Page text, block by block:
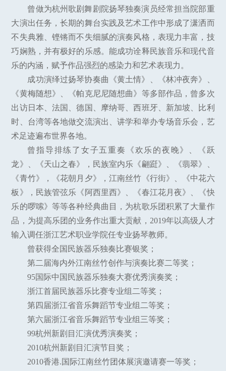
曾做为杭州歌剧舞剧院扬琴独奏演员经常担当院部重
大演出任务，长期的舞台实践及艺术工作中形成了潇洒而
不失典雅、铿锵而不失细腻的演奏风格，表现力丰富，技
巧娴熟，并有极好的乐感。能成功诠释民族音乐和现代音
乐的内涵，赋予作品强烈的感染力和艺术表现力。
成功演绎过扬琴协奏曲《黄土情》、《林冲夜奔》、
《黄梅随想》、《帕克尼尼随想曲》等多部作品，曾多次
出访日本、法国、德国、摩纳哥、西班牙、新加坡、比利
时、台湾等各地做交流演出、讲学和举办专场音乐会，艺
术足迹遍布世界各地。
曾指导排练了女子五重奏《欢乐的夜晚》、《跃
龙》、《天山之春》，民族室内乐《翩跹》、《翡翠》、
《青竹》，《花朝月夕》，江南丝竹《行街》、《中花六
板》，民族管弦乐《阿西里西》、《春江花月夜》、《快
乐的啰嗦》等等各种经典曲目，为杭歌乐团积累了大量作
品，为提高乐团的业务作出重大贡献，2019年以高级人才
输入调任浙江艺术职业学院任专业扬琴教师。
曾获得全国民族器乐独奏比赛银奖；
第二届海内外江南丝竹创作与演奏比赛二等奖；
95国际中国民族器乐独奏大赛优秀演奏奖；
浙江首届民族器乐比赛专业组二等奖；
第四届浙江省音乐舞蹈节专业组二等奖；
第六届浙江省音乐舞蹈节专业组三等奖；
99杭州新剧目汇演优秀演奏奖；
2010杭州新剧目汇演节目奖；
2010香港.国际江南丝竹团体展演邀请赛一等奖；